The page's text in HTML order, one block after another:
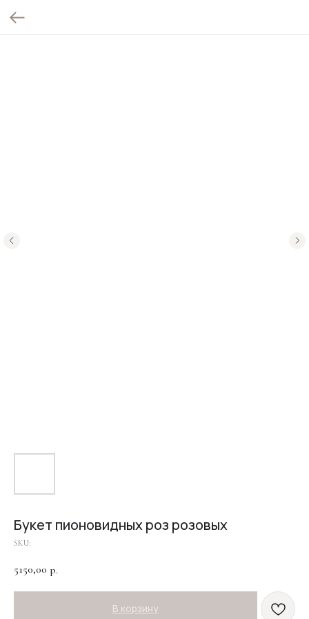
Букет пионовидных роз розовых
SKU:
5150,00 р.
В корзину